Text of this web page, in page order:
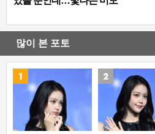
많이 본 포토